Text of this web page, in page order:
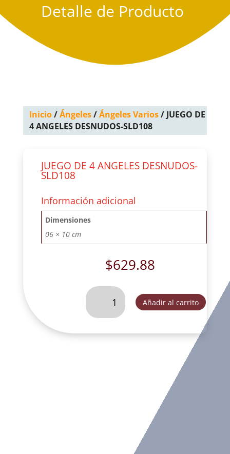
Detalle de Producto
Inicio/Ángeles/Ángeles Varios/ JUEGO DE
4 ANGELES DESNUDOS-SLD108
JUEGO DE 4 ANGELES DESNUDOS-
SLD108
Información adicional
Dimensiones
06 × 10 cm
$629.88
JUEGO
4
DESNUDOS-
Añadir al carrito